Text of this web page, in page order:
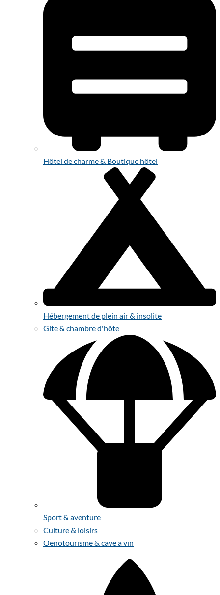
Hôtel de charme & Boutique hôtel
Hébergement de plein air & insolite
Gite & chambre d'hôte
Sport & aventure
Culture & loisirs
Oenotourisme & cave à vin